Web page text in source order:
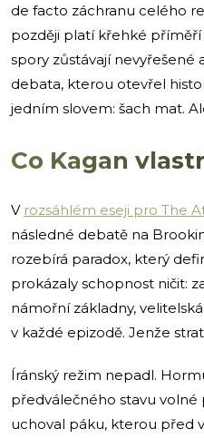
de facto záchranu celého
později platí křehké
spory zůstávají nevyřešené
debata, kterou otevřel
jedním slovem: šach mat.
Co Kagan
V rozsáhlém eseji pro The
následné debatě na
rozebírá paradox, který
prokázaly schopnost ničit:
námořní základny,
v každé epizodě. Jenže
Íránský režim nepadl.
předválečného stavu volné
uchoval páku, kterou před